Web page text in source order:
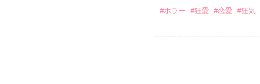
#ホラー #狂愛 #恋愛 #狂気